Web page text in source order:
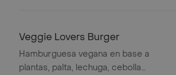
Veggie Lovers Burger
Hamburguesa vegana en base a
plantas, palta, lechuga, cebolla